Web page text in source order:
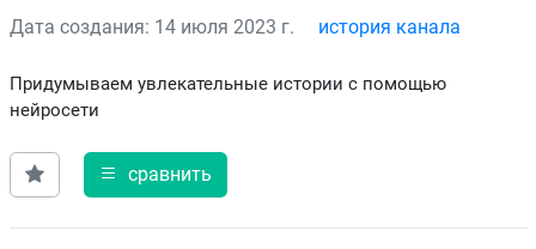
Дата создания: 14 июля 2023 г. история канала
Придумываем увлекательные истории с помощью
нейросети
сравнить